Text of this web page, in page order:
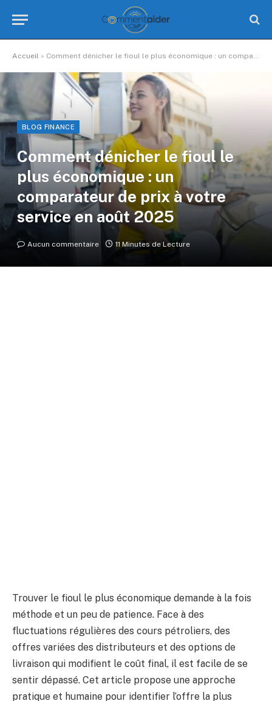
Accueil » Comment dénicher le fioul le plus économique : un comparateur de prix à votre service en août 2025
BLOG FINANCE
Comment dénicher le fioul le
plus économique : un
comparateur de prix à votre
service en août 2025
Aucun commentaire 11 Minutes de Lecture
Trouver le fioul le plus économique demande à la fois
méthode et un peu de patience. Face à des
fluctuations régulières des cours pétroliers, des
offres variées des distributeurs et des options de
livraison qui modifient le coût final, il est facile de se
sentir dépassé. Cet article propose une approche
pratique et humaine pour identifier l’offre la plus